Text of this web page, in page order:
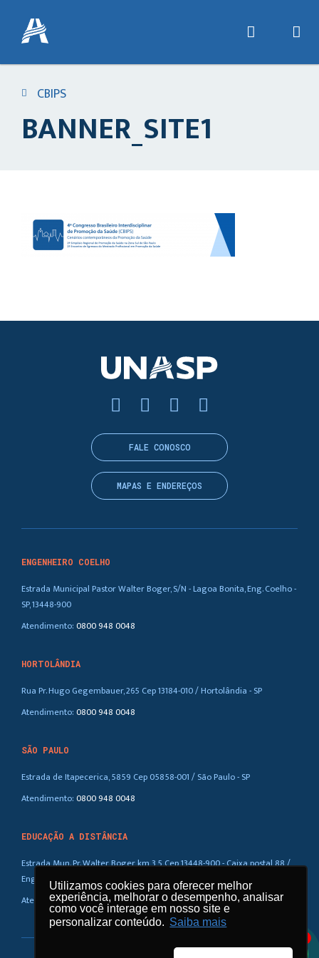
Utilizamos cookies para oferecer melhor
experiência, melhorar o desempenho, analisar
como você interage em nosso site e
personalizar conteúdo. Saiba mais
CBIPS
BANNER_SITE1
ENGENHEIRO COELHO
Estrada Municipal Pastor Walter Boger, S/N - Lagoa Bonita, Eng. Coelho -
SP, 13448-900
Atendimento:0800 948 0048
HORTOLÂNDIA
Rua Pr. Hugo Gegembauer, 265 Cep 13184-010 / Hortolândia - SP
Atendimento:0800 948 0048
SÃO PAULO
Estrada de Itapecerica, 5859 Cep 05858-001 / São Paulo - SP
Atendimento:0800 948 0048
EDUCAÇÃO A DISTÂNCIA
Estrada Mun. Pr. Walter Boger, km 3,5 Cep 13448-900 - Caixa postal 88 /
Eng. Coelho – SP
Atendimento:0800 948 0048
FALE CONOSCO
MAPAS E ENDEREÇOS